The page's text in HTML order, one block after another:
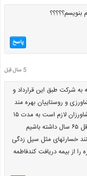
بنویسم؟؟؟؟؟
پاسخ
5 سال قبل
به شرکت طبق این قرارداد و
و روستاییان بهره مند
شوند برای دریافت حقوق بازنشستگی کشاورزان لازم است به مدت ۱۵
سال حق بیمه پرداخت کرده باشد و حداقل ۶۵ سال داشته باشیم
خسارتهای مثل سیل زدگی
از بیمه دریافت کندفاطمه